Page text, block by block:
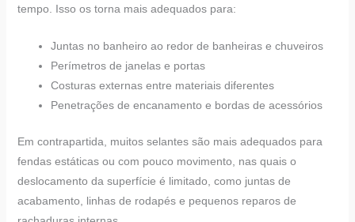
tempo. Isso os torna mais adequados para:
Juntas no banheiro ao redor de banheiras e chuveiros
Perímetros de janelas e portas
Costuras externas entre materiais diferentes
Penetrações de encanamento e bordas de acessórios
Em contrapartida, muitos selantes são mais adequados para
fendas estáticas ou com pouco movimento, nas quais o
deslocamento da superfície é limitado, como juntas de
acabamento, linhas de rodapés e pequenos reparos de